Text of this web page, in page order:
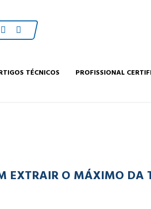
TÉCNICOS PROFISSIONAL
EXTRAIR O MÁXIMO DA